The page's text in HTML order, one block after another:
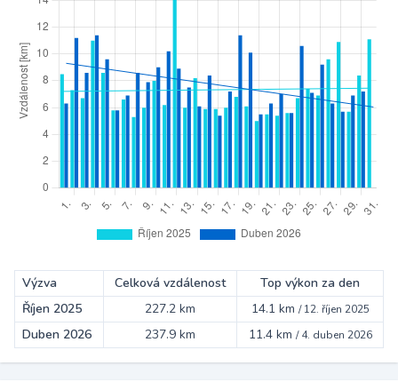
Výzva Celková vzdálenost
Top výkon za den
Říjen 2025
227.2 km 14.1 km /12. říjen 2025
Duben 2026 237.9 km 11.4 km /4. duben 2026